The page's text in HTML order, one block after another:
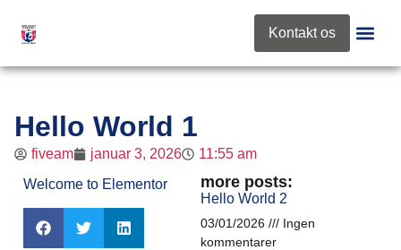
Kontakt os
Hello World 1
fiveam januar 3, 2026
11:55 am
Welcome to Elementor
more posts:
Hello World 2
03/01/2026
Ingen
kommentarer